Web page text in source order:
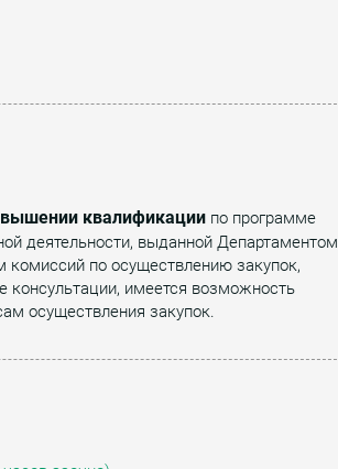
квалификации по программе
деятельности, выданной Департаментом
комиссий по осуществлению закупок,
имеется возможность
осуществления закупок.